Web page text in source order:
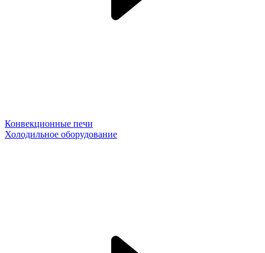
Конвекционные печи
Холодильное оборудование